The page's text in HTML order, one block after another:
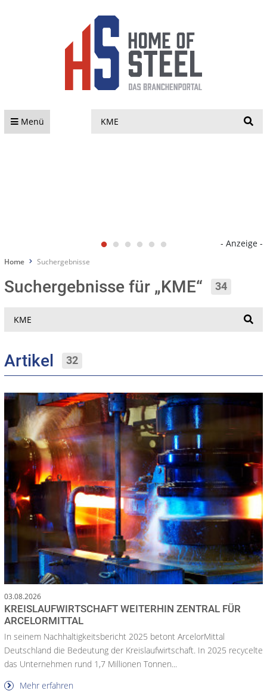
Menü
- Anzeige -
Home Suchergebnisse
Suchergebnisse für „KME“ 34
Artikel 32
03.08.2026
KREISLAUFWIRTSCHAFT WEITERHIN ZENTRAL FÜR
ARCELORMITTAL
In seinem Nachhaltigkeitsbericht 2025 betont ArcelorMittal
Deutschland die Bedeutung der Kreislaufwirtschaft. In 2025 recycelte
das Unternehmen rund 1,7 Millionen Tonnen...
Mehr erfahren